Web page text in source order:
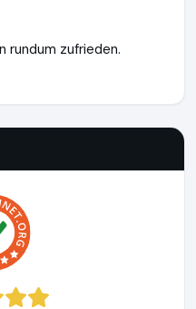
rundum zufrieden.